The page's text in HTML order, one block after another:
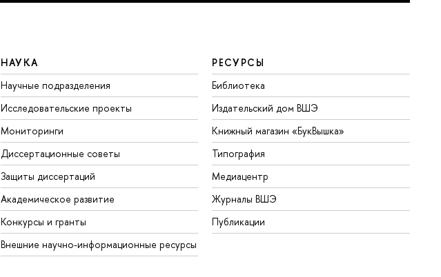
НАУКА
Научные подразделения
Исследовательские проекты
Мониторинги
Диссертационные советы
Защиты диссертаций
Академическое развитие
Конкурсы и гранты
Внешние научно-информационные ресурсы
РЕСУРСЫ
Библиотека
Издательский дом ВШЭ
Книжный магазин «БукВышка»
Типография
Медиацентр
Журналы ВШЭ
Публикации